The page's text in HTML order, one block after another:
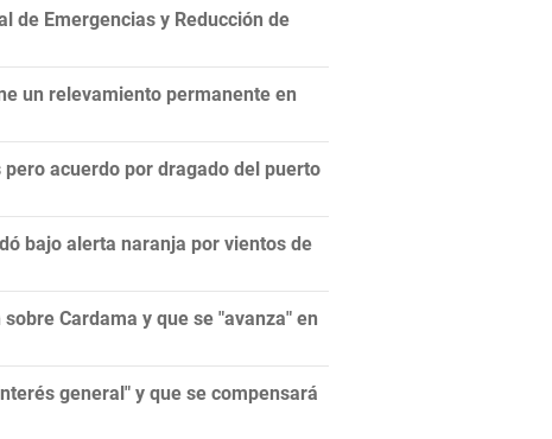
de Emergencias y Reducción de
un relevamiento permanente en
acuerdo por dragado del puerto
bajo alerta naranja por vientos de
Cardama y que se "avanza" en
general" y que se compensará